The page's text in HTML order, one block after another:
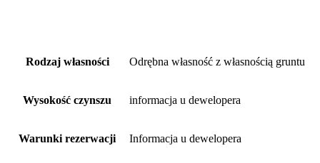
Rodzaj własności Odrębna własność z własnością gruntu
Wysokość czynszu informacja u dewelopera
Warunki rezerwacji Informacja u dewelopera